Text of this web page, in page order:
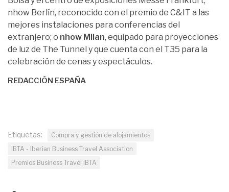
nhow Berlín, reconocido con el premio de C&IT a las
mejores instalaciones para conferencias del
extranjero; o nhow Milan, equipado para proyecciones
de luz de The Tunnel y que cuenta con el T35 para la
celebración de cenas y espectáculos.
REDACCIÓN ESPAÑA
Etiquetas:
Compra y gestión de alojamientos
IBTA - Iberian Business Travel Association
Premios Business Travel IBTA